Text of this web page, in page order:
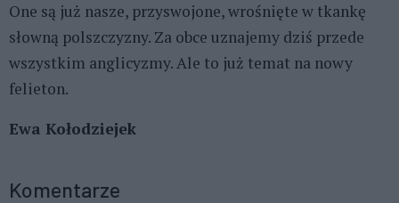
One są już nasze, przyswojone, wrośnięte w tkankę
słowną polszczyzny. Za obce uznajemy dziś przede
wszystkim anglicyzmy. Ale to już temat na nowy
felieton.
Ewa Kołodziejek
Komentarze